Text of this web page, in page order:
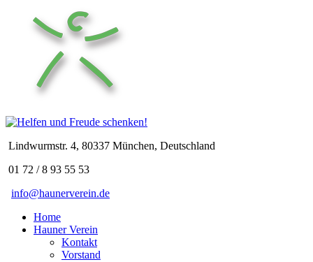
Lindwurmstr. 4, 80337 München, Deutschland
01 72 / 8 93 55 53
info@haunerverein.de
Home
Hauner Verein
Kontakt
Vorstand